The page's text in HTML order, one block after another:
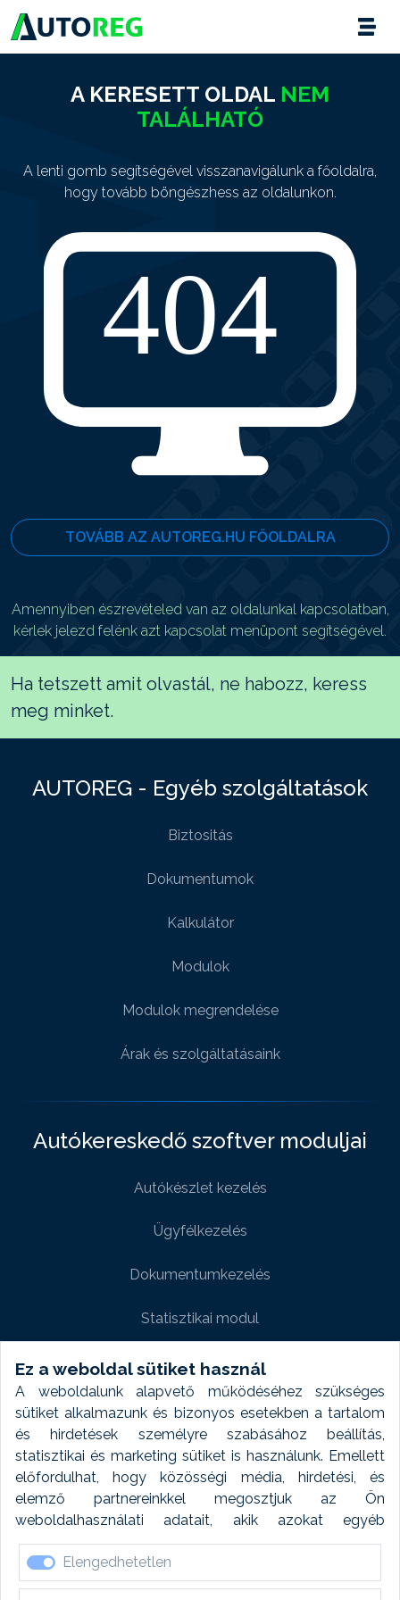
Ez a weboldal sütiket használ
A weboldalunk alapvető működéséhez szükséges
sütiket alkalmazunk és bizonyos esetekben a tartalom
és hirdetések személyre szabásához beállítás,
statisztikai és marketing sütiket is használunk. Emellett
előfordulhat, hogy közösségi média, hirdetési, és
elemző partnereinkkel megosztjuk az Ön
weboldalhasználati adatait, akik azokat egyéb
forrásokból gyűjtött adatokkal kombinálhatják. A sütik
elfogadásával kapcsolatosan naplózást végzünk és
ezen adatokat 6 hónap után automatikusan töröljük. A
Elengedhetetlen
A KERESETT OLDAL NEM
TALÁLHATÓ
A lenti gomb segítségével visszanavigálunk a főoldalra,
hogy tovább böngészhess az oldalunkon.
TOVÁBB AZ AUTOREG.HU FŐOLDALRA
Amennyiben észrevételed van az oldalunkal kapcsolatban,
kérlek jelezd felénk azt kapcsolat menüpont segítségével.
Ha tetszett amit olvastál, ne habozz, keress
meg minket.
AUTOREG - Egyéb szolgáltatások
Biztositás
Dokumentumok
Kalkulátor
Modulok
Modulok megrendelése
Árak és szolgáltatásaink
Autókereskedő szoftver moduljai
Autókészlet kezelés
Ügyfélkezelés
Dokumentumkezelés
Statisztikai modul
Weboldal modul
Fényképtár extra modul
Autómosó modul
Feladatütemezés